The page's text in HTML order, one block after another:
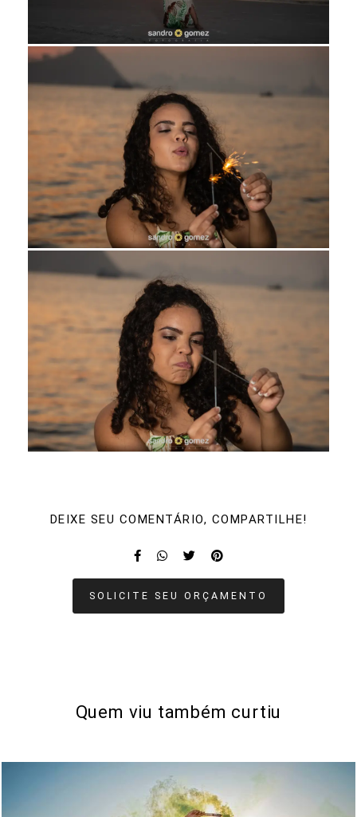
DEIXE SEU COMENTÁRIO, COMPARTILHE!
SOLICITE SEU ORÇAMENTO
Quem viu também curtiu